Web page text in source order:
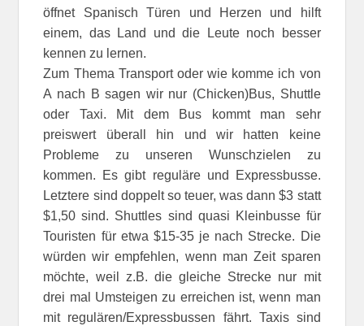
öffnet Spanisch Türen und Herzen und hilft
einem, das Land und die Leute noch besser
kennen zu lernen.
Zum Thema Transport oder wie komme ich von
A nach B sagen wir nur (Chicken)Bus, Shuttle
oder Taxi. Mit dem Bus kommt man sehr
preiswert überall hin und wir hatten keine
Probleme zu unseren Wunschzielen zu
kommen. Es gibt reguläre und Expressbusse.
Letztere sind doppelt so teuer, was dann $3 statt
$1,50 sind. Shuttles sind quasi Kleinbusse für
Touristen für etwa $15-35 je nach Strecke. Die
würden wir empfehlen, wenn man Zeit sparen
möchte, weil z.B. die gleiche Strecke nur mit
drei mal Umsteigen zu erreichen ist, wenn man
mit regulären/Expressbussen fährt. Taxis sind